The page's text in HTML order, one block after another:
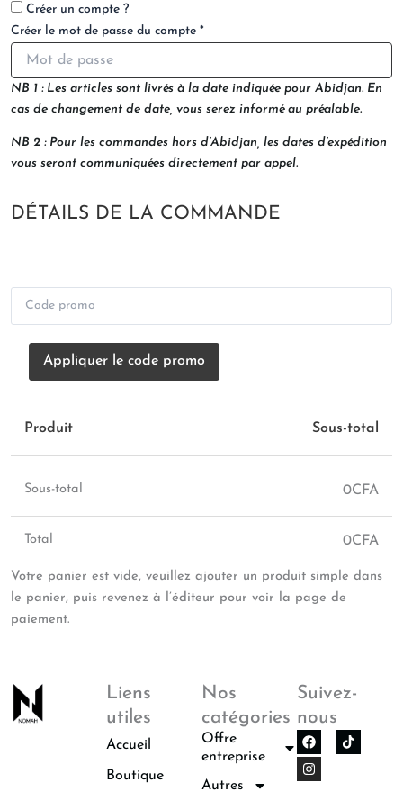
Créer un compte ?
Créer le mot de passe du compte *
NB 1 : Les articles sont livrés à la date indiquée pour Abidjan. En
cas de changement de date, vous serez informé au préalable.
NB 2 : Pour les commandes hors d’Abidjan, les dates d’expédition
vous seront communiquées directement par appel.
DÉTAILS DE LA COMMANDE
Appliquer le code promo
Produit Sous-total
Sous-total 0CFA
Total 0CFA
Votre panier est vide, veuillez ajouter un produit simple dans
le panier, puis revenez à l’éditeur pour voir la page de
paiement.
Liens
utiles
Accueil
Boutique
Nos
catégories
Offre
entreprise
Autres
Suivez-
nous
F
a
c
e
I
n
s
t